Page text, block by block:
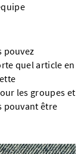
pouvez
quel article en
les groupes et
pouvant être